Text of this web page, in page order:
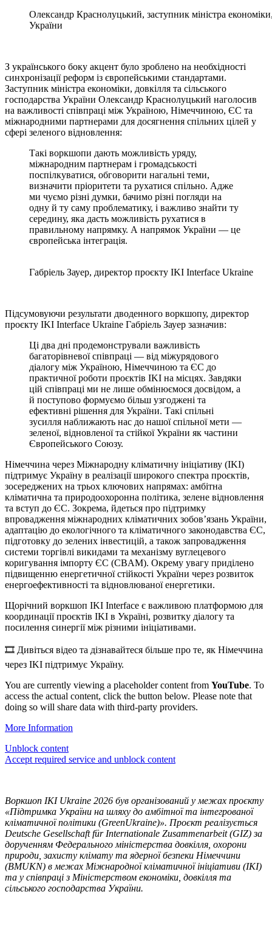
Олександр Краснолуцький, заступник міністра
України
З українського боку акцент було зроблено на необхідності
синхронізації реформ із європейськими стандартами.
Заступник міністра економіки, довкілля та сільського
господарства України Олександр Краснолуцький наголосив
на важливості співпраці між Україною, Німеччиною, ЄС та
міжнародними партнерами для досягнення спільних цілей у
сфері зеленого відновлення:
Такі воркшопи дають можливість уряду,
міжнародним партнерам і громадськості
поспілкуватися, обговорити нагальні теми,
визначити пріоритети та рухатися спільно. Адже
ми чуємо різні думки, бачимо різні погляди на
одну й ту саму проблематику, і важливо знайти ту
середину, яка дасть можливість рухатися в
правильному напрямку. А напрямок України — це
європейська інтеграція.
Габріель Зауер, директор проєкту IKI Inter­face Ukraine
Підсумовуючи результати дводенного воркшопу, директор
проєкту IKI Inter­face Ukraine Габріель Зауер зазначив:
Ці два дні продемонстрували важливість
багаторівневої співпраці — від міжурядового
діалогу між Україною, Німеччиною та ЄС до
практичної роботи проєктів IKI на місцях. Завдяки
цій співпраці ми не лише обмінюємося досвідом, а
й поступово формуємо більш узгоджені та
ефективні рішення для України. Такі спільні
зусилля наближають нас до нашої спільної мети —
зеленої, відновленої та стійкої України як частини
Європейського Союзу.
Німеччина через Міжнародну кліматичну ініціативу (IKI)
підтримує Україну в реалізації широкого спектра проєктів,
зосереджених на трьох ключових напрямах: амбітна
кліматична та природоохоронна політика, зелене відновлення
та вступ до ЄС. Зокрема, йдеться про підтримку
впровадження міжнародних кліматичних зобов’язань України,
адаптацію до екологічного та кліматичного законодавства ЄС,
підготовку до зелених інвестицій, а також запровадження
системи торгівлі викидами та механізму вуглецевого
коригування імпорту ЄС (CBAM). Окрему увагу приділено
підвищенню енергетичної стійкості України через розвиток
енергоефективності та відновлюваної енергетики.
Щорічний воркшоп IKI Inter­face є важливою платформою для
координації проєктів IKI в Україні, розвитку діалогу та
посилення синергії між різними ініціативами.
🎞️ Дивіться відео та дізнавайтеся більше про те, як Німеччина
через IKI підтримує Україну.
You are cur­rent­ly view­ing a place­hold­er con­tent from YouTube. To
access the actu­al con­tent, click the but­ton below. Please note that
doing so will share data with third-par­ty providers.
More Infor­ma­tion
Unblock con­tent
Accept required ser­vice and unblock con­tent
Воркшоп IKI Ukraine 2026 був організований у межах проєкту
«Підтримка України на шляху до амбітної та інтегрованої
кліматичної політики (GreenUkraine)». Проєкт реалізується
Deutsche Gesellschaft für Inter­na­tionale Zusam­me­nar­beit (GIZ) за
дорученням Федерального міністерства довкілля, охорони
природи, захисту клімату та ядерної безпеки Німеччини
(BMUKN) в межах Міжнародної кліматичної ініціативи (IKI)
та у співпраці з Міністерством економіки, довкілля та
сільського господарства України.